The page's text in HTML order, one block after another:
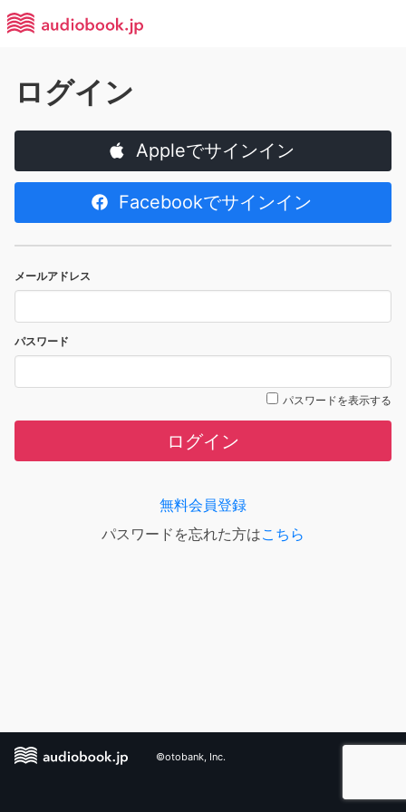
ログイン
Appleでサインイン
Facebookでサインイン
メールアドレス
パスワード
パスワードを表示する
ログイン
無料会員登録
パスワードを忘れた方はこちら
©otobank, Inc.